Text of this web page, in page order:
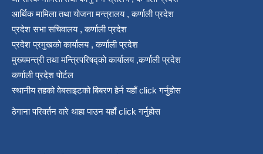
आर्थिक मामिला तथा योजना मन्त्रालय , कर्णाली प्रदेश
प्रदेश सभा सचिवालय , कर्णाली प्रदेश
प्रदेश प्रमुखको कार्यालय , कर्णाली प्रदेश
मुख्यमन्त्री तथा मन्त्रिपरिषद्को कार्यालय ,कर्णाली प्रदेश
कर्णाली प्रदेश पोर्टल
स्थानीय तहको वेबसाइटको बिबरण हेर्न यहाँ click गर्नुहोस
ठेगाना परिवर्तन वारे थाहा पाउन यहाँ click गर्नुहोस